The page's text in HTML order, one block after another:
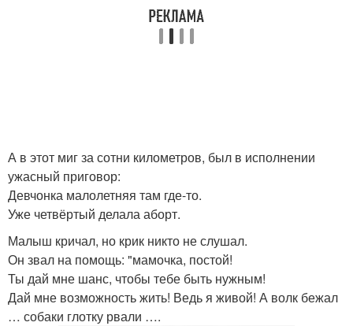
А в этот миг за сотни километров, был в исполнении
ужасный приговор:
Девчонка малолетняя там где-то.
Уже четвёртый делала аборт.
Малыш кричал, но крик никто не слушал.
Он звал на помощь: "мамочка, постой!
Ты дай мне шанс, чтобы тебе быть нужным!
Дай мне возможность жить! Ведь я живой! А волк бежал
… собаки глотку рвали ….